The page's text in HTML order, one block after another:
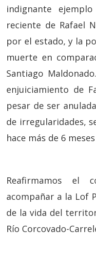
indignante
reciente de Rafael
por el estado, y la
muerte en
Santiago
enjuiciamiento de
pesar de ser
de irregularidades,
hace más de 6
Reafirmamos el
acompañar a la Lof
de la vida del
Río Corcovado-